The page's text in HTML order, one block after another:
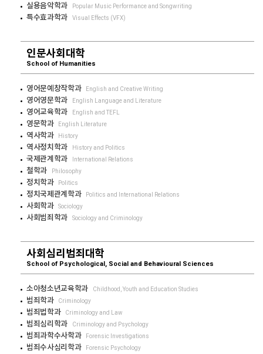
실용음악학과 Popular Music Performance and Songwriting
특수효과학과 Visual Effects (VFX)
인문사회대학
School of Humanities
영어문예창작학과 English and Creative Writing
영어영문학과 English Language and Literature
영어교육학과 English and TEFL
영문학과 English Literature
역사학과 History
역사정치학과 History and Politics
국제관계학과 International Relations
철학과 Philosophy
정치학과 Politics
정치국제관계학과 Politics and International Relations
사회학과 Sociology
사회범죄학과 Sociology and Criminology
사회심리범죄대학
School of Psychological, Social and Behavioural Sciences
소아청소년교육학과 Childhood, Youth and Education Studies
범죄학과 Criminology
범죄법학과 Criminology and Law
범죄심리학과 Criminology and Psychology
범죄과학수사학과 Forensic Investigations
범죄수사심리학과 Forensic Psychology